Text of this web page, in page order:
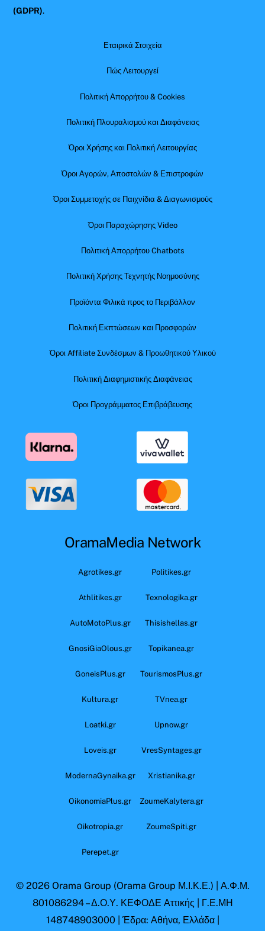
(GDPR).
Εταιρικά Στοιχεία
Πώς Λειτουργεί
Πολιτική Απορρήτου & Cookies
Πολιτική Πλουραλισμού και Διαφάνειας
Όροι Χρήσης και Πολιτική Λειτουργίας
Όροι Αγορών, Αποστολών & Επιστροφών
Όροι Συμμετοχής σε Παιχνίδια & Διαγωνισμούς
Όροι Παραχώρησης Video
Πολιτική Απορρήτου Chatbots
Πολιτική Χρήσης Τεχνητής Νοημοσύνης
Προϊόντα Φιλικά προς το Περιβάλλον
Πολιτική Εκπτώσεων και Προσφορών
Όροι Affiliate Συνδέσμων & Προωθητικού Υλικού
Πολιτική Διαφημιστικής Διαφάνειας
Όροι Προγράμματος Επιβράβευσης
OramaMedia Network
Agrotikes.gr Politikes.gr
Athlitikes.gr Texnologika.gr
AutoMotoPlus.gr Thisishellas.gr
GnosiGiaOlous.gr Topikanea.gr
GoneisPlus.gr TourismosPlus.gr
Kultura.gr TVnea.gr
Loatki.gr Upnow.gr
Loveis.gr VresSyntages.gr
ModernaGynaika.gr Xristianika.gr
OikonomiaPlus.gr ZoumeKalytera.gr
Oikotropia.gr ZoumeSpiti.gr
Perepet.gr
© 2026 Orama Group (Orama Group Μ.Ι.Κ.Ε.) | Α.Φ.Μ.
801086294 – Δ.Ο.Υ. ΚΕΦΟΔΕ Αττικής | Γ.Ε.ΜΗ
148748903000 | Έδρα: Αθήνα, Ελλάδα |